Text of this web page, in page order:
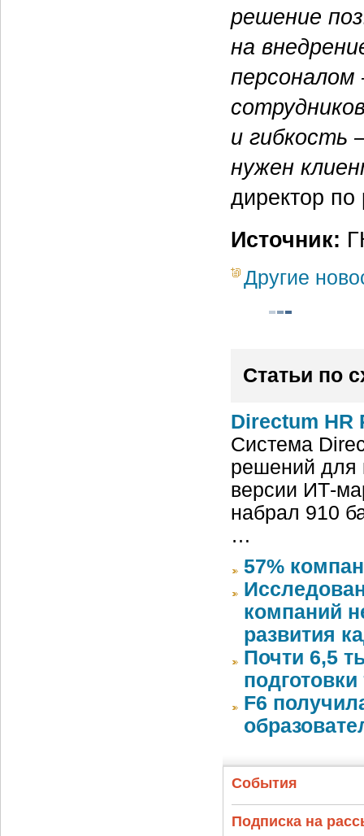
решение
на
и
нужен
директор по
Источник:
Другие
Статьи по
Directum HR
Система
решений для
версии ИТ-
набрал 910
…
57%
компаний
развития
Почти 6,5
F6
События
Подписка на